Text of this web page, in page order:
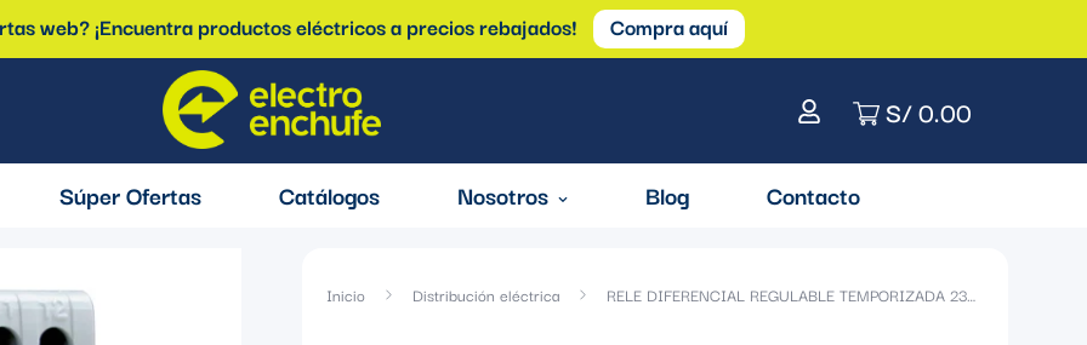
web? ¡Encuentra productos eléctricos a precios rebajados! Compra aquí
S/ 0.00
Súper Ofertas Catálogos Nosotros Blog Contacto
Inicio Distribución eléctrica RELE DIFERENCIAL REGULABLE TEMPORIZADA 230V 50/60HZ. TIPO: A HI